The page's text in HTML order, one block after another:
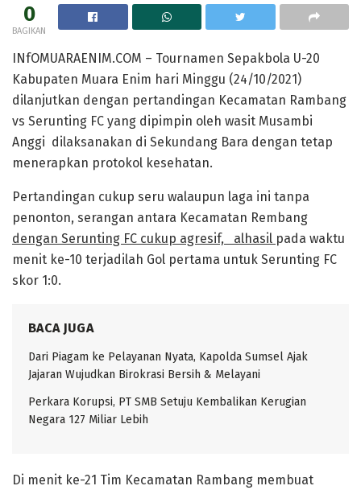
0
BAGIKAN
INfOMUARAENIM.COM – Tournamen Sepakbola U-20
Kabupaten Muara Enim hari Minggu (24/10/2021)
dilanjutkan dengan pertandingan Kecamatan Rambang
vs Serunting FC yang dipimpin oleh wasit Musambi
Anggi dilaksanakan di Sekundang Bara dengan tetap
menerapkan protokol kesehatan.
Pertandingan cukup seru walaupun laga ini tanpa
penonton, serangan antara Kecamatan Rembang
dengan Serunting FC cukup agresif, alhasil pada waktu
menit ke-10 terjadilah Gol pertama untuk Serunting FC
skor 1:0.
BACA JUGA
Dari Piagam ke Pelayanan Nyata, Kapolda Sumsel Ajak
Jajaran Wujudkan Birokrasi Bersih & Melayani
Perkara Korupsi, PT SMB Setuju Kembalikan Kerugian
Negara 127 Miliar Lebih
Di menit ke-21 Tim Kecamatan Rambang membuat